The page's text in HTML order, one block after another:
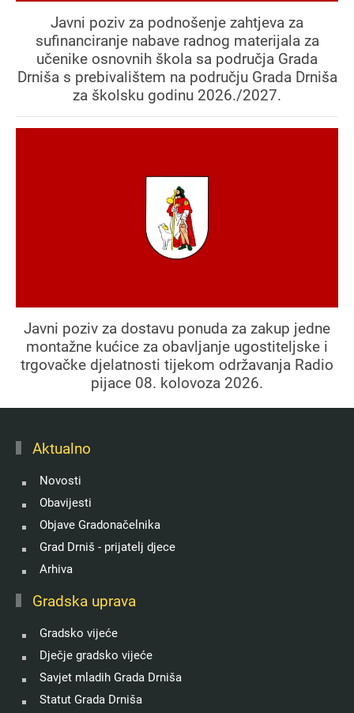
Javni poziv za podnošenje zahtjeva za
sufinanciranje nabave radnog materijala za
učenike osnovnih škola sa područja Grada
Drniša s prebivalištem na području Grada Drniša
za školsku godinu 2026./2027.
Javni poziv za dostavu ponuda za zakup jedne
montažne kućice za obavljanje ugostiteljske i
trgovačke djelatnosti tijekom održavanja Radio
pijace 08. kolovoza 2026.
Aktualno
Novosti
Obavijesti
Objave Gradonačelnika
Grad Drniš - prijatelj djece
Arhiva
Gradska uprava
Gradsko vijeće
Dječje gradsko vijeće
Savjet mladih Grada Drniša
Statut Grada Drniša